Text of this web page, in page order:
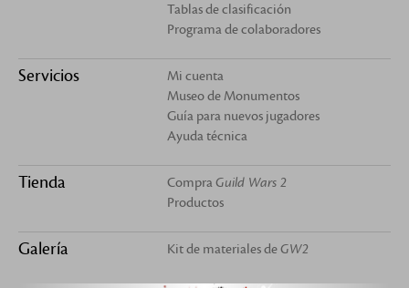
Tablas de clasificación
Programa de colaboradores
Servicios
Mi cuenta
Museo de Monumentos
Guía para nuevos jugadores
Ayuda técnica
Tienda CompraGuild Wars 2
Productos
Galería Kit de materiales deGW2